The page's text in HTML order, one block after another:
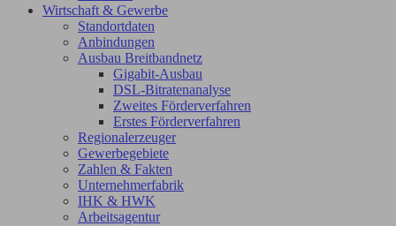
Wirtschaft & Gewerbe
Standortdaten
Anbindungen
Ausbau Breitbandnetz
Gigabit-Ausbau
DSL-Bitratenanalyse
Zweites Förderverfahren
Erstes Förderverfahren
Regionalerzeuger
Gewerbegebiete
Zahlen & Fakten
Unternehmerfabrik
IHK & HWK
Arbeitsagentur